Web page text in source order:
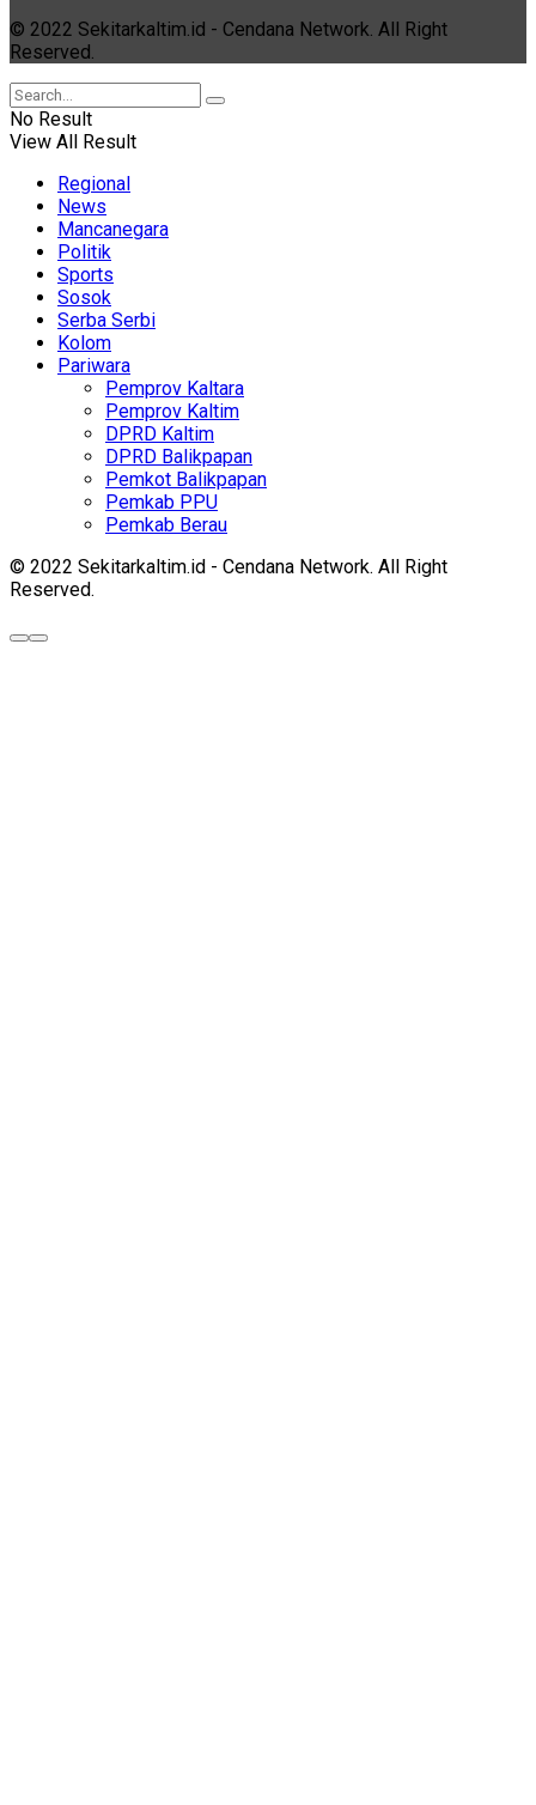
© 2022 Sekitarkaltim.id - Cendana Network. All Right
Reserved.
No Result
View All Result
Regional
News
Mancanegara
Politik
Sports
Sosok
Serba Serbi
Kolom
Pariwara
Pemprov Kaltara
Pemprov Kaltim
DPRD Kaltim
DPRD Balikpapan
Pemkot Balikpapan
Pemkab PPU
Pemkab Berau
© 2022 Sekitarkaltim.id - Cendana Network. All Right
Reserved.